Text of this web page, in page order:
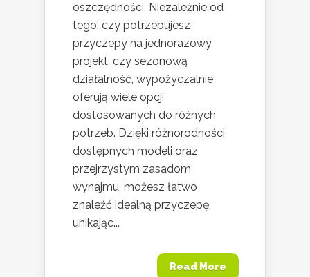
oszczędności. Niezależnie od
tego, czy potrzebujesz
przyczepy na jednorazowy
projekt, czy sezonową
działalność, wypożyczalnie
oferują wiele opcji
dostosowanych do różnych
potrzeb. Dzięki różnorodności
dostępnych modeli oraz
przejrzystym zasadom
wynajmu, możesz łatwo
znaleźć idealną przyczepę,
unikając...
Read More